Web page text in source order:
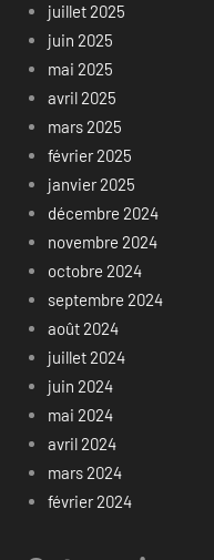
juillet 2025
juin 2025
mai 2025
avril 2025
mars 2025
février 2025
janvier 2025
décembre 2024
novembre 2024
octobre 2024
septembre 2024
août 2024
juillet 2024
juin 2024
mai 2024
avril 2024
mars 2024
février 2024